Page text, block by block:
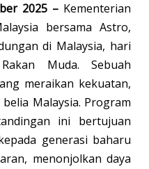
2025 – Kementerian
bersama Astro,
di Malaysia, hari
Muda. Sebuah
meraikan kekuatan,
Malaysia. Program
ini bertujuan
generasi baharu
menonjolkan daya